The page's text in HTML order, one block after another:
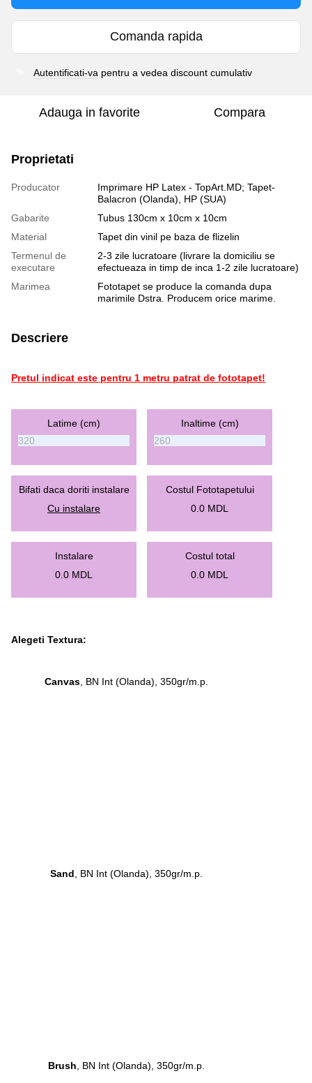
Comanda rapida
Autentificati-va pentru a vedea discount cumulativ
Adauga in favorite Compara
Proprietati
Producator
Imprimare HP Latex - TopArt.MD; Tapet-
Balacron (Olanda), HP (SUA)
Gabarite
Tubus 130cm x 10cm x 10cm
Material
Tapet din vinil pe baza de flizelin
Termenul de
executare
2-3 zile lucratoare (livrare la domiciliu se
efectueaza in timp de inca 1-2 zile lucratoare)
Marimea
Fototapet se produce la comanda dupa
marimile Dstra. Producem orice marime.
Descriere
Pretul indicat este pentru 1 metru patrat de fototapet!
Latime (cm) Inaltime (cm)
Bifati daca doriti instalare
Cu instalare
Costul Fototapetului
0.0 MDL
Instalare
0.0 MDL
Costul total
0.0 MDL
Alegeti Textura:
Canvas, BN Int (Olanda), 350gr/m.p.
Sand , BN Int (Olanda), 350gr/m.p.
Brush , BN Int (Olanda), 350gr/m.p.